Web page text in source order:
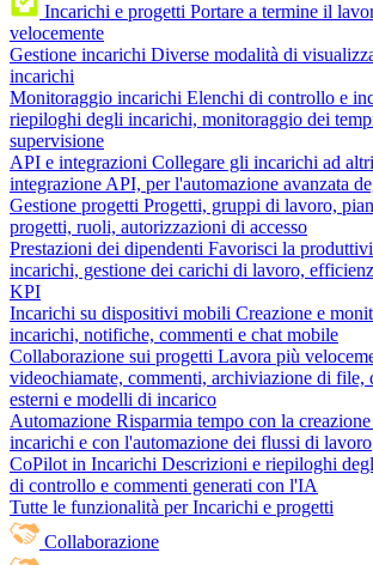
Incarichi e progetti Portare a termine il
velocemente
Gestione incarichi Diverse modalità di
incarichi
Monitoraggio incarichi Elenchi di controllo e
riepiloghi degli incarichi, monitoraggio dei
supervisione
API e integrazioni Collegare gli incarichi ad
integrazione API, per l'automazione avanzata
Gestione progetti Progetti, gruppi di lavoro,
progetti, ruoli, autorizzazioni di accesso
Prestazioni dei dipendenti Favorisci la
incarichi, gestione dei carichi di lavoro,
KPI
Incarichi su dispositivi mobili Creazione e
incarichi, notifiche, commenti e chat mobile
Collaborazione sui progetti Lavora più
videochiamate, commenti, archiviazione di file,
esterni e modelli di incarico
Automazione Risparmia tempo con la
incarichi e con l'automazione dei flussi di lavoro
CoPilot in Incarichi Descrizioni e riepiloghi
di controllo e commenti generati con l'IA
Tutte le funzionalità per Incarichi e progetti
Collaborazione